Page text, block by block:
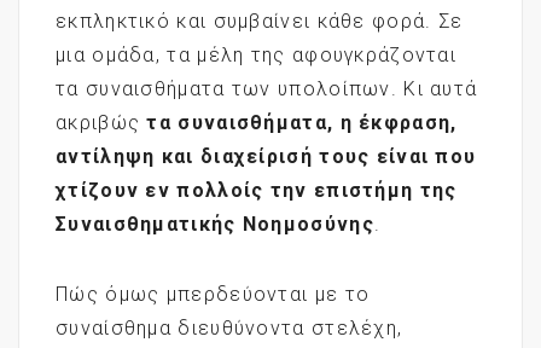
εκπληκτικό και συμβαίνει κάθε φορά. Σε
μια ομάδα, τα μέλη της αφουγκράζονται
τα συναισθήματα των υπολοίπων. Κι αυτά
ακριβώςτα συναισθήματα, η έκφραση,
αντίληψη και διαχείρισή τους είναι που
χτίζουν εν πολλοίς την επιστήμη της
Συναισθηματικής Νοημοσύνης
Πώς όμως μπερδεύονται με το
συναίσθημα διευθύνοντα στελέχη,